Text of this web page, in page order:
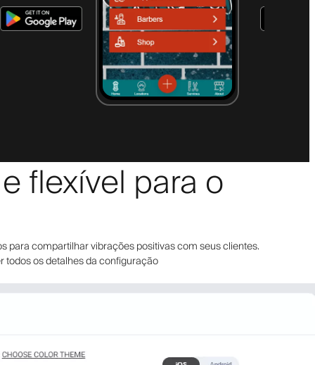
flexível para o
para compartilhar vibrações positivas com seus clientes.
todos os detalhes da configuração